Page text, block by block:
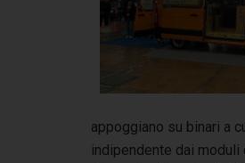
appoggiano su binari a
indipendente dai